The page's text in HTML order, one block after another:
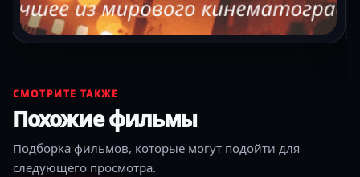
СМОТРИТЕ ТАКЖЕ
Похожие фильмы
Подборка фильмов, которые могут подойти для
следующего просмотра.